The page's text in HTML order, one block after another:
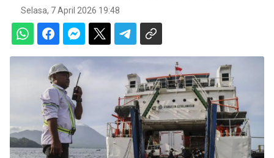
Selasa, 7 April 2026 19:48